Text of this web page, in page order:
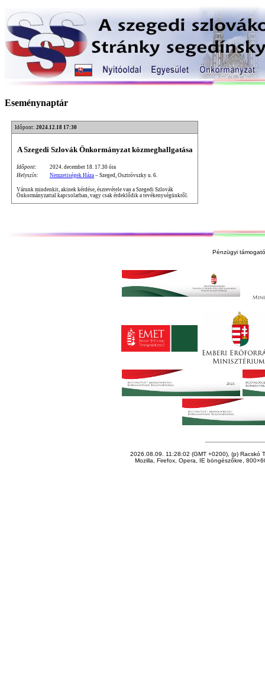
Eseménynaptár
Időpont: 2024.12.18 17:30
A Szegedi Szlovák Önkormányzat közmeghallgatása
Időpont:
2024. december 18. 17.30 óra
Helyszín:
Nemzetiségek Háza – Szeged, Osztróvszky u. 6.
Várunk mindenkit, akinek kérdése, észrevétele van a Szegedi Szlovák
Önkormányzattal kapcsolatban, vagy csak érdeklődik a tevékenységünkről.
Pénzügyi
2026.08.09. 11:28:02 (GMT +0200), (p) Racskó
Mozilla, Firefox, Opera, IE böngészőkre,